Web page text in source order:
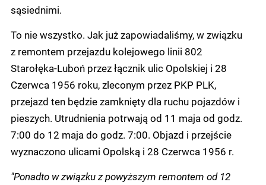
sąsiednimi.
To nie wszystko. Jak już zapowiadaliśmy, w związku
z remontem przejazdu kolejowego linii 802
Starołęka-Luboń przez łącznik ulic Opolskiej i 28
Czerwca 1956 roku, zleconym przez PKP PLK,
przejazd ten będzie zamknięty dla ruchu pojazdów i
pieszych. Utrudnienia potrwają od 11 maja od godz.
7:00 do 12 maja do godz. 7:00. Objazd i przejście
wyznaczono ulicami Opolską i 28 Czerwca 1956 r.
"Ponadto w związku z powyższym remontem od 12